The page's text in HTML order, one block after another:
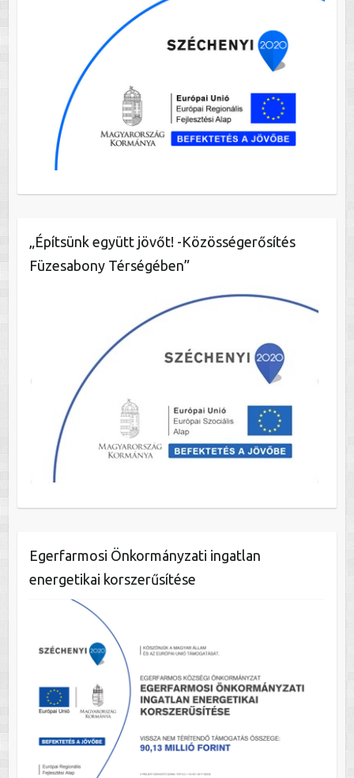
„Építsünk együtt jövőt! -Közösségerősítés
Füzesabony Térségében”
Egerfarmosi Önkormányzati ingatlan
energetikai korszerűsítése